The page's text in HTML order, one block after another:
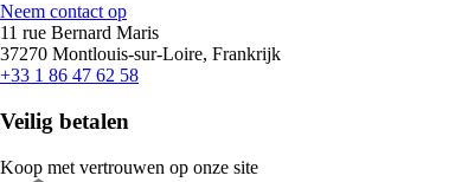
Neem contact op
11 rue Bernard Maris
37270 Montlouis-sur-Loire, Frankrijk
+33 1 86 47 62 58
Veilig betalen
Koop met vertrouwen op onze site